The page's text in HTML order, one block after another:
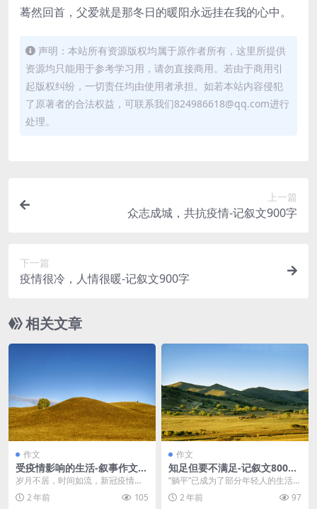
蓦然回首，父爱就是那冬日的暖阳永远挂在我的心中。
声明：本站所有资源版权均属于原作者所有，这里所提供
资源均只能用于参考学习用，请勿直接商用。若由于商用引
起版权纠纷，一切责任均由使用者承担。如若本站内容侵犯
了原著者的合法权益，可联系我们824986618@qq.com进行
处理。
上一篇
众志成城，共抗疫情-记叙文900字
下一篇
疫情很冷，人情很暖-记叙文900字
相关文章
作文
受疫情影响的生活-叙事作文8
00字 高三作文范文
岁月不居，时间如流，新冠疫情自2
020年末爆发至今已有三年，在党
的正确领导下，全...
2 年前 105
作文
知足但要不满足-记叙文800字
高三作文范文
“躺平”已成为了部分年轻人的生活态
度，他他们所拥在有的事物感到满
足，与此衍生出来...
2 年前 97